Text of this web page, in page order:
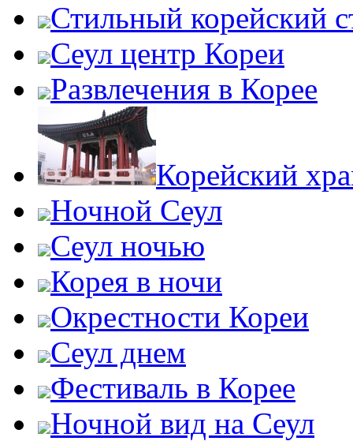
Стильный корейский
Сеул центр Кореи
Развлечения в Корее
Корейский
Ночной Сеул
Сеул ночью
Корея в ночи
Окрестности Кореи
Сеул днем
Фестиваль в Корее
Ночной вид на Сеул